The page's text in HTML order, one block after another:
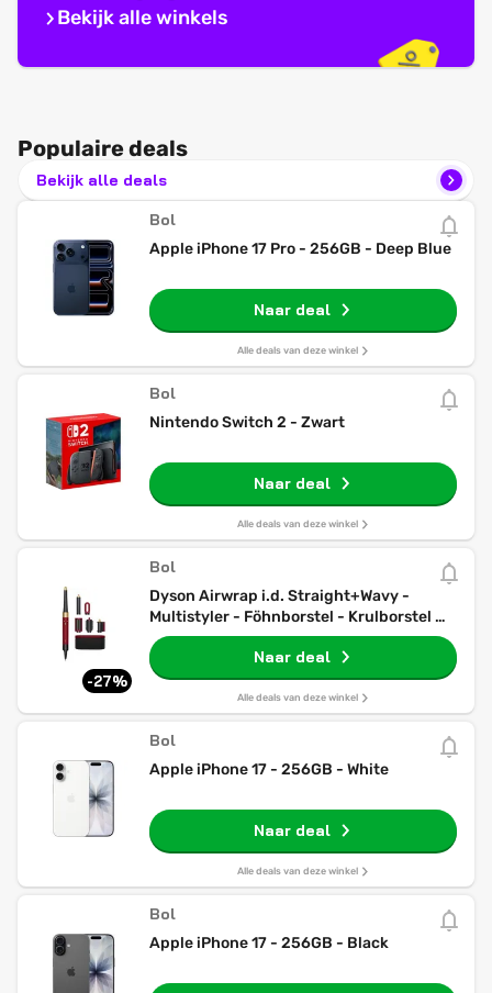
Bekijk alle winkels
Populaire deals
Bekijk alle deals
Bol
Apple iPhone 17 Pro - 256GB - Deep Blue
Naar deal
Alle deals van deze winkel
Bol
Nintendo Switch 2 - Zwart
Naar deal
Alle deals van deze winkel
-27%
Bol
Dyson Airwrap i.d. Straight+Wavy -
Multistyler - Föhnborstel - Krulborstel -
Red Velvet/Goud
Naar deal
Alle deals van deze winkel
Bol
Apple iPhone 17 - 256GB - White
Naar deal
Alle deals van deze winkel
Bol
Apple iPhone 17 - 256GB - Black